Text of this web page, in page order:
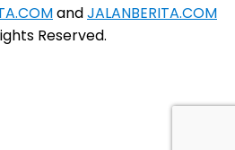
andJALANBERITA.COM
Reserved.